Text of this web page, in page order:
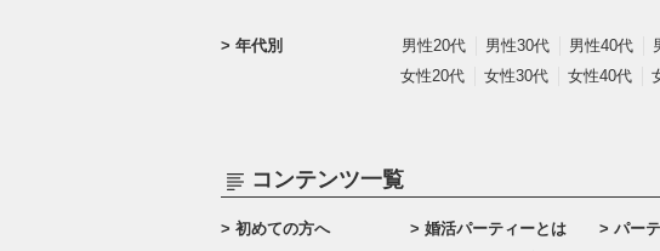
年代別 男性20代 男性30代 男性40代
女性20代
女性30代 女性40代
コンテンツ一覧
初めての方へ 婚活パーティーとは パー